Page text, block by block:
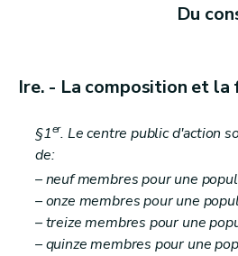
Art. 38
Art. 40
Du personnel du (centre public
Du
Ire. - La composition et
§1er. Le centre public d'action
de:
– neuf membres pour une
– onze membres pour une
– treize membres pour une
– quinze membres pour une